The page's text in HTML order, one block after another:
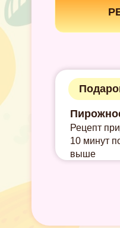
Рецепт
10 минут
выше